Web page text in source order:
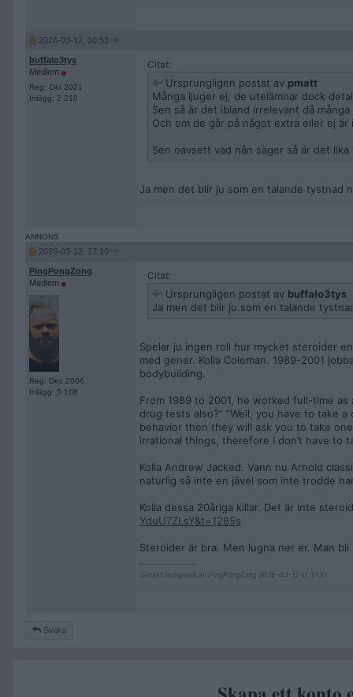
2026-03-12, 10:53
buffalo3tys
Medlem
Reg: Okt 2021
Inlägg: 2 210
Citat:
Ursprungligen postat av pmatt
Många ljuger ej, de utelämnar dock
Sen så är det ibland irrelevant då
Och om de går på något extra eller ej
Sen oavsett vad nån säger så är det
Ja men det blir ju som en talande tystnad
2026-03-12, 17:10
PingPongZong
Medlem
Reg: Dec 2006
Inlägg: 5 108
Citat:
Ursprungligen postat av buffalo3tys
Ja men det blir ju som en talande
Spelar ju ingen roll hur mycket steroider
med gener. Kolla Coleman. 1989-2001
bodybuilding.
From 1989 to 2001, he worked full-time
drug tests also?” “Well, you have to take
behavior then they will ask you to take
irrational things, therefore I don’t have to
Kolla Andrew Jacked. Vann nu Arnold
naturlig så inte en jävel som inte trodde
Kolla dessa 20åriga killar. Det är inte
YduU7ZLsY&t=1285s
Steroider är bra. Men lugna ner er. Man
Senast redigerad av PingPongZong 2026-03-12 kl. 17:21.
Svara